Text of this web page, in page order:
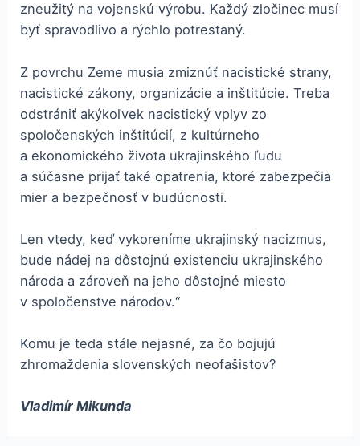
zneužitý na vojenskú výrobu. Každý zločinec musí
byť spravodlivo a rýchlo potrestaný.
Z povrchu Zeme musia zmiznúť nacistické strany,
nacistické zákony, organizácie a inštitúcie. Treba
odstrániť akýkoľvek nacistický vplyv zo
spoločenských inštitúcií, z kultúrneho
a ekonomického života ukrajinského ľudu
a súčasne prijať také opatrenia, ktoré zabezpečia
mier a bezpečnosť v budúcnosti.
Len vtedy, keď vykoreníme ukrajinský nacizmus,
bude nádej na dôstojnú existenciu ukrajinského
národa a zároveň na jeho dôstojné miesto
v spoločenstve národov.“
Komu je teda stále nejasné, za čo bojujú
zhromaždenia slovenských neofašistov?
Vladimír Mikunda